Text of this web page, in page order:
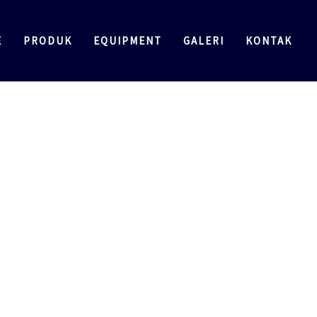
PRODUK EQUIPMENT GALERI KONTAK